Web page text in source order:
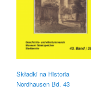
Składki na Historia
Nordhausen Bd. 43